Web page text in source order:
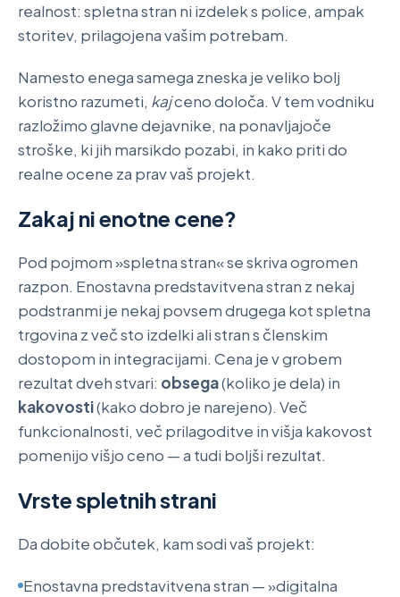
realnost: spletna stran ni izdelek s police, ampak
storitev, prilagojena vašim potrebam.
Namesto enega samega zneska je veliko bolj
koristno razumeti, kajceno določa. V tem vodniku
razložimo glavne dejavnike, na ponavljajoče
stroške, ki jih marsikdo pozabi, in kako priti do
realne ocene za prav vaš projekt.
Zakaj ni enotne cene?
Pod pojmom »spletna stran« se skriva ogromen
razpon. Enostavna predstavitvena stran z nekaj
podstranmi je nekaj povsem drugega kot spletna
trgovina z več sto izdelki ali stran s členskim
dostopom in integracijami. Cena je v grobem
rezultat dveh stvari: obsega(koliko je dela) in
kakovosti(kako dobro je narejeno). Več
funkcionalnosti, več prilagoditve in višja kakovost
pomenijo višjo ceno — a tudi boljši rezultat.
Vrste spletnih strani
Da dobite občutek, kam sodi vaš projekt:
Enostavna predstavitvena stran — »digitalna